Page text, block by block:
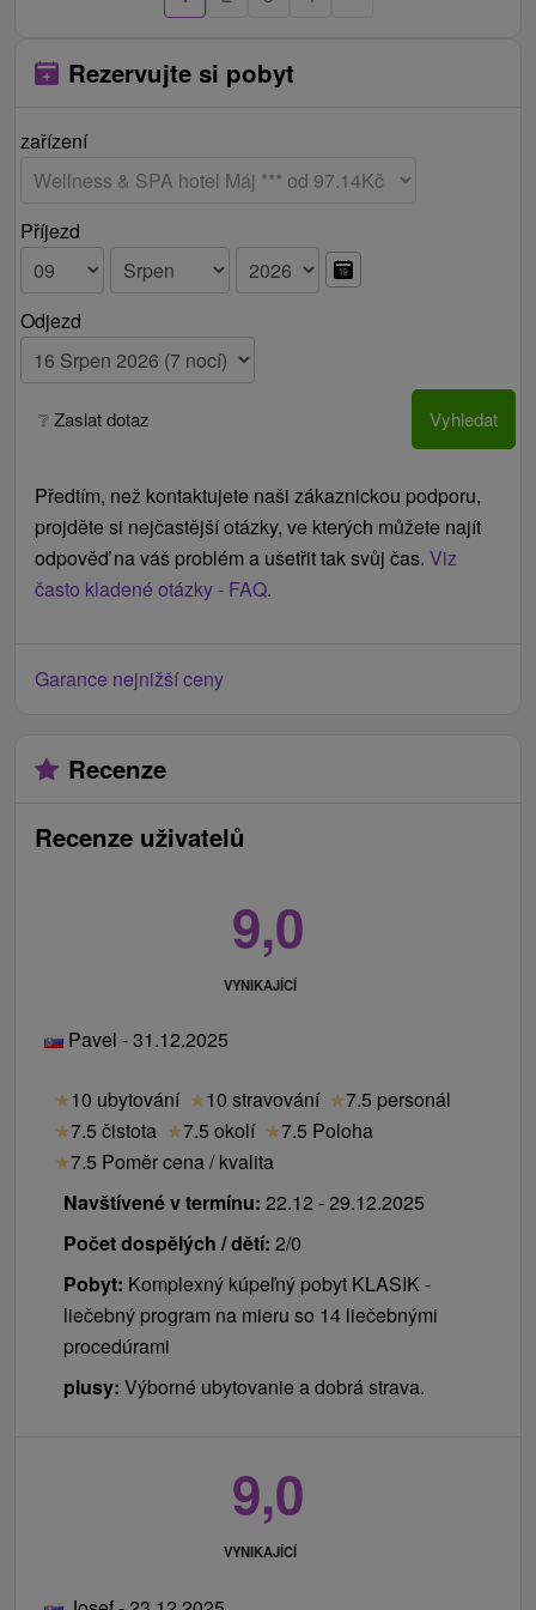
Možnost prodloužení pobytu.
Rezervujte si pobyt
zařízení
Příjezd
Odjezd
❔ Zaslat dotaz Vyhledat
Předtím, než kontaktujete naši zákaznickou podporu,
projděte si nejčastější otázky, ve kterých můžete najít
odpověď na váš problém a ušetřit tak svůj čas. Viz
často kladené otázky - FAQ.
Garance nejnižší ceny
Recenze
Recenze uživatelů
9,0
VYNIKAJÍCÍ
Pavel - 31.12.2025
★10 ubytování ★10 stravování ★7.5 personál
★7.5 čistota ★7.5 okolí ★7.5 Poloha
★7.5 Poměr cena / kvalita
Navštívené v termínu: 22.12 - 29.12.2025
Počet dospělých / dětí: 2/0
Pobyt: Komplexný kúpeľný pobyt KLASIK -
liečebný program na mieru so 14 liečebnými
procedúrami
plusy: Výborné ubytovanie a dobrá strava.
9,0
VYNIKAJÍCÍ